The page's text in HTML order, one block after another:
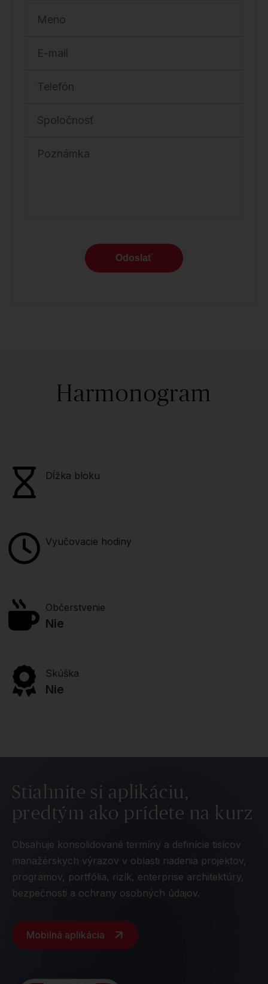
Meno
E-mail
Telefón
Spoločnosť
Poznámka
Odoslať
Harmonogram
Dĺžka bloku
Vyučovacie hodiny
Občerstvenie
Nie
Skúška
Nie
Stiahnite si aplikáciu,
predtým ako prídete na kurz
Obsahuje konsolidované termíny a definície tisícov
manažérskych výrazov v oblasti riadenia projektov,
programov, portfólia, rizík, enterprise architektúry,
bezpečnosti a ochrany osobných údajov.
Mobilná aplikácia